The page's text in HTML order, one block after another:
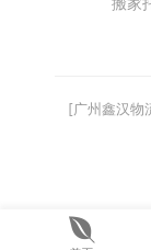
[广州鑫汉物